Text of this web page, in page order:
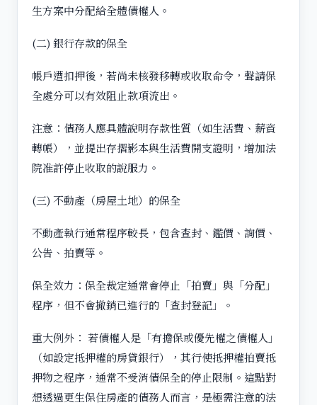
生方案中分配給全體債權人。
(二) 銀行存款的保全
帳戶遭扣押後，若尚未核發移轉或收取命令，聲請保
全處分可以有效阻止款項流出。
注意：債務人應具體說明存款性質（如生活費、薪資
轉帳），並提出存摺影本與生活費開支證明，增加法
院准許停止收取的說服力。
(三) 不動產（房屋土地）的保全
不動產執行通常程序較長，包含查封、鑑價、詢價、
公告、拍賣等。
保全效力：保全裁定通常會停止「拍賣」與「分配」
程序，但不會撤銷已進行的「查封登記」。
重大例外： 若債權人是「有擔保或優先權之債權人」
（如設定抵押權的房貸銀行），其行使抵押權拍賣抵
押物之程序，通常不受消債保全的停止限制。這點對
想透過更生保住房產的債務人而言，是極需注意的法